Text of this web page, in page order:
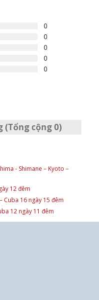
0
0
0
0
0
(Tổng cộng 0)
- Shimane – Kyoto –
12 đêm
Cuba 16 ngày 15 đêm
12 ngày 11 đêm